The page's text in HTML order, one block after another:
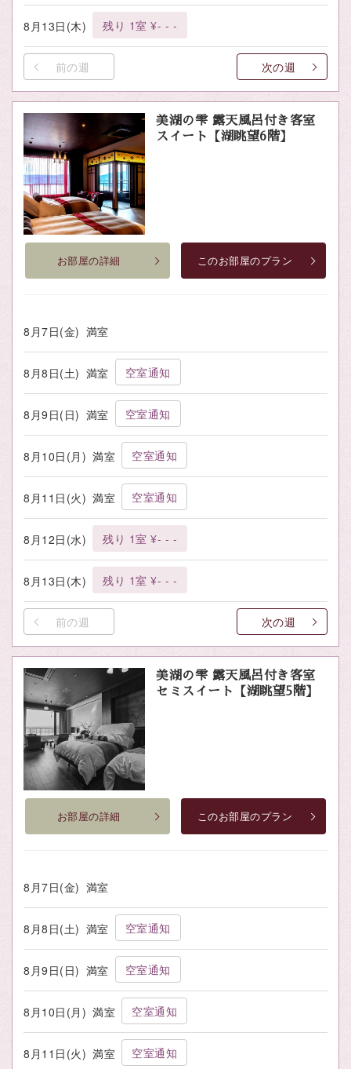
8月13日(木) 残り 1室 ¥- - -
前の週 次の週
美湖の雫 露天風呂付き客室
スイート【湖眺望6階】
お部屋の詳細 このお部屋のプラン
8月7日(金) 満室
8月8日(土) 満室 空室通知
8月9日(日) 満室 空室通知
8月10日(月) 満室 空室通知
8月11日(火) 満室 空室通知
8月12日(水) 残り 1室 ¥- - -
8月13日(木) 残り 1室 ¥- - -
前の週 次の週
美湖の雫 露天風呂付き客室
セミスイート【湖眺望5階】
お部屋の詳細 このお部屋のプラン
8月7日(金) 満室
8月8日(土) 満室 空室通知
8月9日(日) 満室 空室通知
8月10日(月) 満室 空室通知
8月11日(火) 満室 空室通知